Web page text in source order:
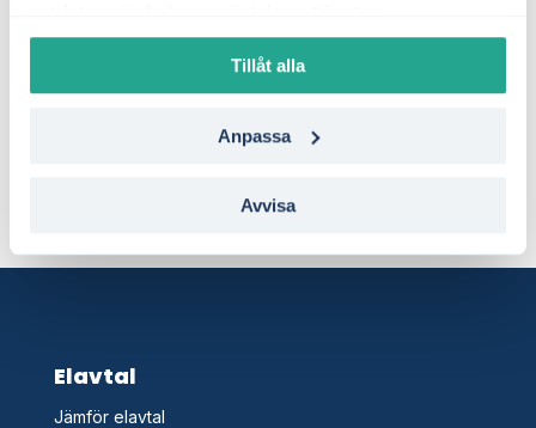
Tillåt alla
Anpassa
Avvisa
du har på din adress.
Elavtal
Jämför elavtal